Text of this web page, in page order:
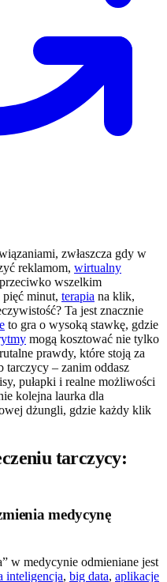
zwłaszcza gdy w
reklamom, wirtualny
wszelkim
minut, terapia na klik,
Ta jest znacznie
to gra o wysoką stawkę, gdzie
mogą kosztować nie tylko
prawdy, które stoją za
tarczycy – zanim oddasz
pułapki i realne możliwości
kolejna laurka dla
dżungli, gdzie każdy klik
tarczycy:
medycynę
w medycynie odmieniane jest
inteligencja, big data, aplikacje